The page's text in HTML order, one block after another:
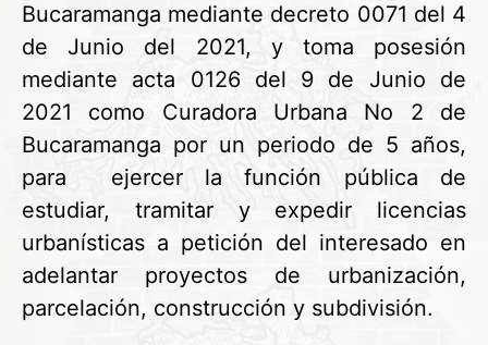
Bucaramanga mediante decreto 0071 del 4
de Junio del 2021, y toma posesión
mediante acta 0126 del 9 de Junio de
2021 como Curadora Urbana No 2 de
Bucaramanga por un periodo de 5 años,
para ejercer la función pública de
estudiar, tramitar y expedir licencias
urbanísticas a petición del interesado en
adelantar proyectos de urbanización,
parcelación, construcción y subdivisión.